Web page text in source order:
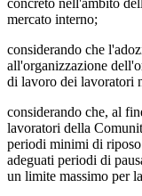
concreto nell'ambito
mercato interno;
considerando che
all'organizzazione
di lavoro dei lavoratori
considerando che, al
lavoratori della
periodi minimi di
adeguati periodi di
un limite massimo per